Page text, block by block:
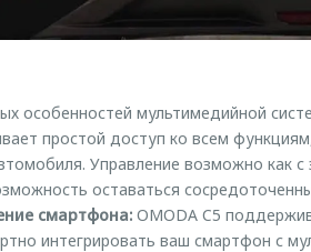
особенностей мультимедийной
простой доступ ко всем
Управление возможно как с
оставаться
смартфона: OMODA C5
интегрировать ваш смартфон с